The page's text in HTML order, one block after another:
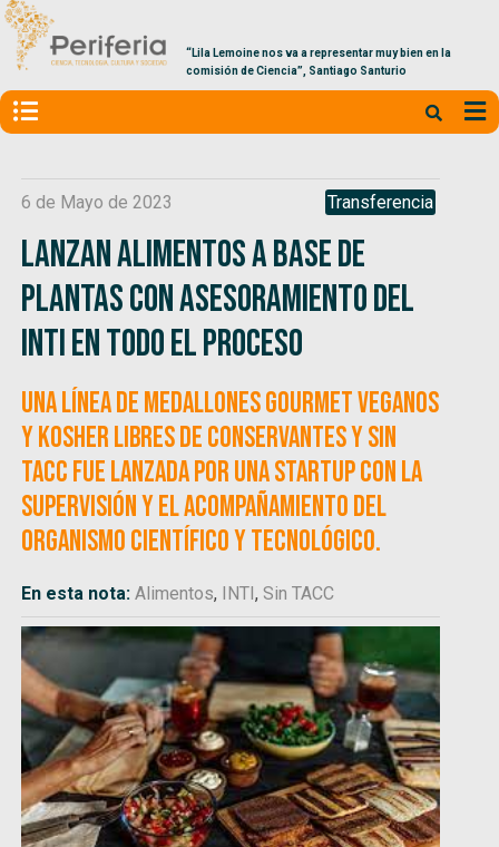
“Lila Lemoine nos va a representar muy bien en la
comisión de Ciencia”, Santiago Santurio
6 de Mayo de 2023 Transferencia
Lanzan alimentos a base de
plantas con asesoramiento del
INTI en todo el proceso
Una línea de medallones gourmet veganos
y kosher libres de conservantes y sin
TACC fue lanzada por una startup con la
supervisión y el acompañamiento del
organismo científico y tecnológico.
En esta nota:Alimentos, INTI,Sin TACC